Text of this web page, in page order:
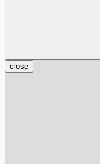
close